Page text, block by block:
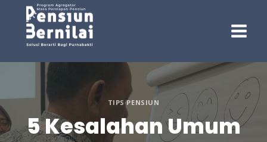
content
TIPS PENSIUN
5 Kesalahan Umum